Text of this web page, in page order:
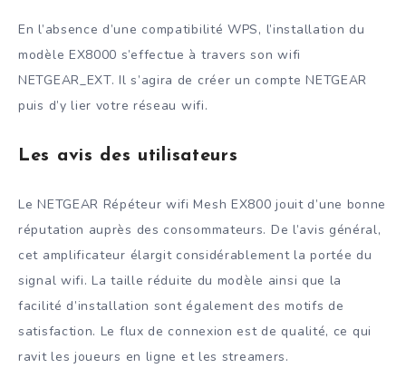
En l’absence d’une compatibilité WPS, l’installation du
modèle EX8000 s’effectue à travers son wifi
NETGEAR_EXT. Il s’agira de créer un compte NETGEAR
puis d’y lier votre réseau wifi.
Les avis des utilisateurs
Le NETGEAR Répéteur wifi Mesh EX800 jouit d’une bonne
réputation auprès des consommateurs. De l’avis général,
cet amplificateur élargit considérablement la portée du
signal wifi. La taille réduite du modèle ainsi que la
facilité d’installation sont également des motifs de
satisfaction. Le flux de connexion est de qualité, ce qui
ravit les joueurs en ligne et les streamers.